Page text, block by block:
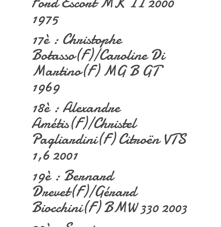
1975
17è : Christophe
Botasso(F)/Caroline Di
Martino(F) MG B GT
1969
18è : Alexandre
Amétis(F)/Christel
Pagliardini(F) Citroën VTS
1,6 2001
19è : Bernard
Drevet(F)/Gérard
Biocchini(F) BMW 330 2003